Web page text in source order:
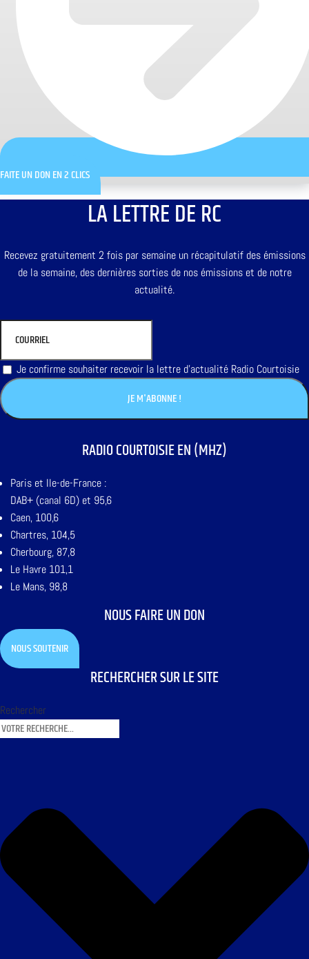
FAITE UN DON EN 2 CLICS
LA LETTRE DE RC
Recevez gratuitement 2 fois par semaine un récapitulatif des émissions
de la semaine, des dernières sorties de nos émissions et de notre
actualité.
Je confirme souhaiter recevoir la lettre d'actualité Radio Courtoisie
RADIO COURTOISIE EN (MHZ)
Paris et Ile-de-France :
DAB+ (canal 6D) et 95,6
Caen, 100,6
Chartres, 104,5
Cherbourg, 87,8
Le Havre 101,1
Le Mans, 98,8
NOUS FAIRE UN DON
NOUS SOUTENIR
RECHERCHER SUR LE SITE
Rechercher